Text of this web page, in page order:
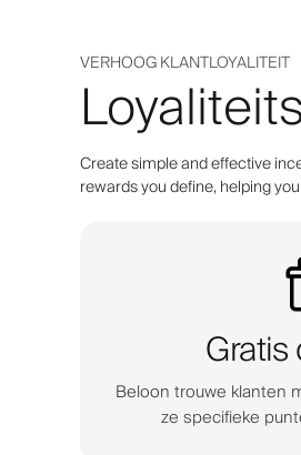
VERHOOG KLANTLOYALITEIT
Create simple and effective
rewards you define, helping
Beloon trouwe klanten
ze specifieke